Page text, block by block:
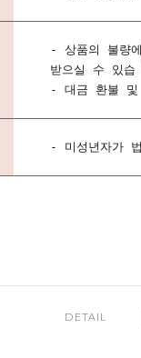
- 상품의 불량
받으실 수 있습
- 대금 환불 및
- 미성년자가
DETAIL